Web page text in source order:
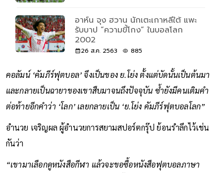
อาห์น จุง ฮวาน นักเตะเกาหลีใต้ แพะ
รับบาป “ความขี้โกง” ในบอลโลก
2002
26 ส.ค. 2563 885
คอลัมน์ ‘คัมภีร์ฟุตบอล’ จึงเป็นของ ย.โย่ง ตั้งแต่บัดนั้นเป็นต้นมา
และกลายเป็นฉายาของเขาสืบมาจนถึงปัจจุบัน ซ้ำยังมีคนเติมคำ
ต่อท้ายอีกคำว่า ‘โลก’ เลยกลายเป็น ‘ย.โย่ง คัมภีร์ฟุตบอลโลก”
อำนวย เจริญผล ผู้อำนวยการสยามสปอร์ตกรุ๊ป ย้อนรำลึกไว้เช่น
กันว่า
“เขามาเลือกดูหนังสือกีฬา แล้วจะขอซื้อหนังสือฟุตบอลภาษา